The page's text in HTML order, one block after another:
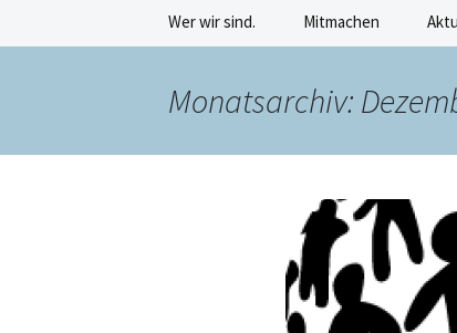
Wer wir sind. Mitmachen
Monatsarchiv: